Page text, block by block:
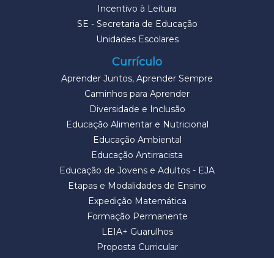
Incentivo à Leitura
SE - Secretaria de Educação
Unidades Escolares
Currículo
Aprender Juntos, Aprender Sempre
Caminhos para Aprender
Diversidade e Inclusão
Educação Alimentar e Nutricional
Educação Ambiental
Educação Antirracista
Educação de Jovens e Adultos - EJA
Etapas e Modalidades de Ensino
Expedição Matemática
Formação Permanente
LEIA+ Guarulhos
Proposta Curricular